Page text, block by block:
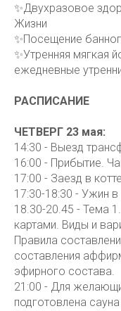
✨Двухразовое
Жизни
✨Посещение
✨Утренняя мягкая
ежедневные
РАСПИСАНИЕ
ЧЕТВЕРГ 23 мая:
14:30 - Выезд
16:00 - Прибытие.
17:00 - Заезд в
17:30-18:30 - Ужин
18.30-20.45 - Тема
картами. Виды и
Правила
составления
эфирного состава.
21:00 - Для
подготовлена